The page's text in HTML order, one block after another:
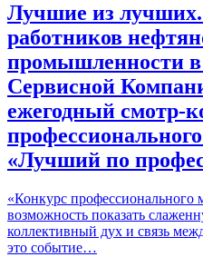
Лучшие из
работников
промышленности
Сервисной
ежегодный смотр-
«Лучший по
«Конкурс профессионального
возможность показать
коллективный дух и связь
это событие…